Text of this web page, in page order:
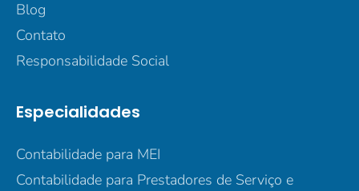
Blog
Contato
Responsabilidade Social
Especialidades
Contabilidade para MEI
Contabilidade para Prestadores de Serviço e